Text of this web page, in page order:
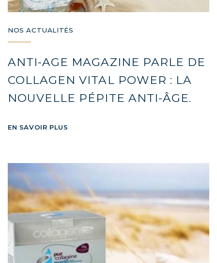
NOS ACTUALITÉS
ANTI-AGE MAGAZINE PARLE DE
COLLAGEN VITAL POWER : LA
NOUVELLE PÉPITE ANTI-ÂGE.
EN SAVOIR PLUS